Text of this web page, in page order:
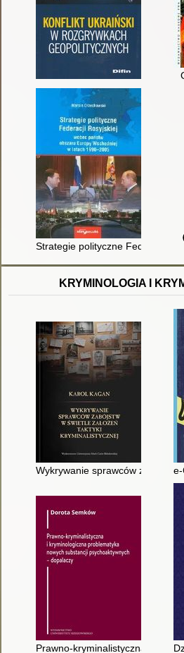
Strategie polityczne Federacji
KRYMINOLOGIA I
Wykrywanie sprawców zabójstw
Prawno-kryminalistyczna i